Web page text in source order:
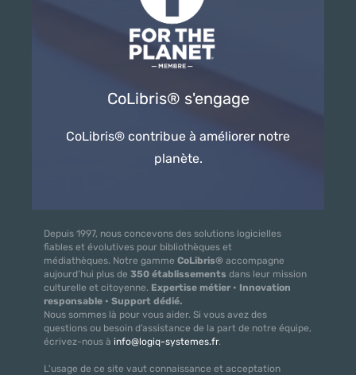
CoLibris® s'engage
CoLibris® contribue à améliorer notre
planète.
Depuis 1997, nous concevons des solutions logicielles
fiables et évolutives pour bibliothèques et
médiathèques. Notre gamme CoLibris® accompagne
aujourd’hui plus de 350 établissements dans leur mission
culturelle et citoyenne. Expertise métier • Innovation
responsable • Support dédié.
Nous sommes là pour vous aider. Si vous avez des
questions ou besoin d’assistance de la part de notre équipe,
écrivez-nous à info@logiq-systemes.fr.
L'usage de ce site vaut connaissance et acceptation